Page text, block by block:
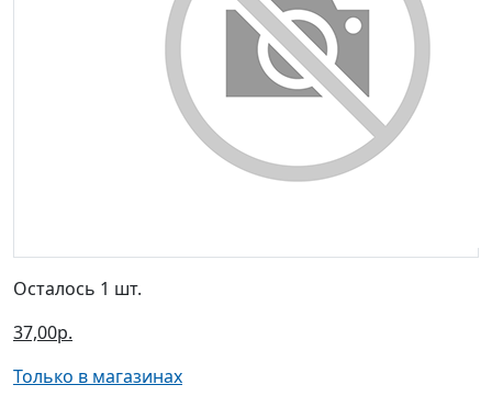
Осталось 1 шт.
37,00р.
Только в магазинах